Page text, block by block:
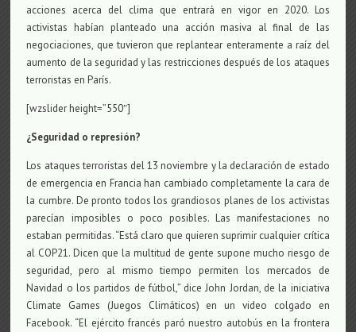
acciones acerca del clima que entrará en vigor en 2020. Los
activistas habían planteado una acción masiva al final de las
negociaciones, que tuvieron que replantear enteramente a raíz del
aumento de la seguridad y las restricciones después de los ataques
terroristas en París.
[wzslider height=”550″]
¿Seguridad o represión?
Los ataques terroristas del 13 noviembre y la declaración de estado
de emergencia en Francia han cambiado completamente la cara de
la cumbre. De pronto todos los grandiosos planes de los activistas
parecían imposibles o poco posibles. Las manifestaciones no
estaban permitidas. “Está claro que quieren suprimir cualquier crítica
al COP21. Dicen que la multitud de gente supone mucho riesgo de
seguridad, pero al mismo tiempo permiten los mercados de
Navidad o los partidos de fútbol,” dice John Jordan, de la iniciativa
Climate Games (Juegos Climáticos) en un video colgado en
Facebook. “El ejército francés paró nuestro autobús en la frontera